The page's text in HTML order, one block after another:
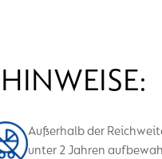
Außerhalb der
unter 2 Jahren